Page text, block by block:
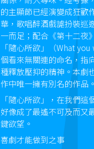
的主顯節已經演變成狂歡
華，歌唱醉酒戲謔扮裝巡
一而足；配合《第十二夜
「隨心所欲」（What
個看來無關連的命名，指
種釋放壓抑的精神。本劇
作中唯一擁有別名的作品。
「隨心所欲」，在我們這
好像成了最遙不可及而又
鍵欲望。
喜劇才能做到之事